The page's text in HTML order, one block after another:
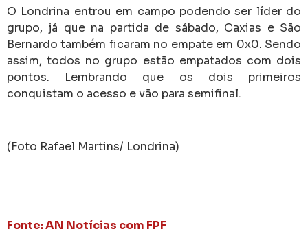
O Londrina entrou em campo podendo ser líder do
grupo, já que na partida de sábado, Caxias e São
Bernardo também ficaram no empate em 0x0. Sendo
assim, todos no grupo estão empatados com dois
pontos. Lembrando que os dois primeiros
conquistam o acesso e vão para semifinal.
(Foto Rafael Martins/ Londrina)
Fonte: AN Notícias com FPF